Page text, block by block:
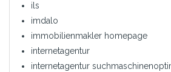
ils
imdalo
immobilienmakler homepage
internetagentur
internetagentur